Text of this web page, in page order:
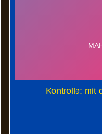
Kontrolle: mit